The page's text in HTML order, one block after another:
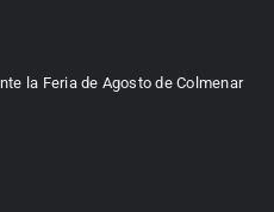
la Feria de Agosto de Colmenar